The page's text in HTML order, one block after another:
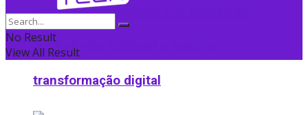
Grupo Edson Queiroz cria Núcleo de
Inteligência Artificial e acelera
transformação digital
No Result
View All Result